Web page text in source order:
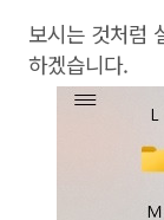
보시는 것처럼
하겠습니다.